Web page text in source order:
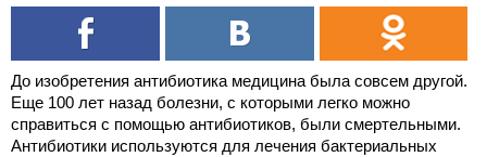
До изобретения антибиотика медицина была совсем другой.
Еще 100 лет назад болезни, с которыми легко можно
справиться с помощью антибиотиков, были смертельными.
Антибиотики используются для лечения бактериальных